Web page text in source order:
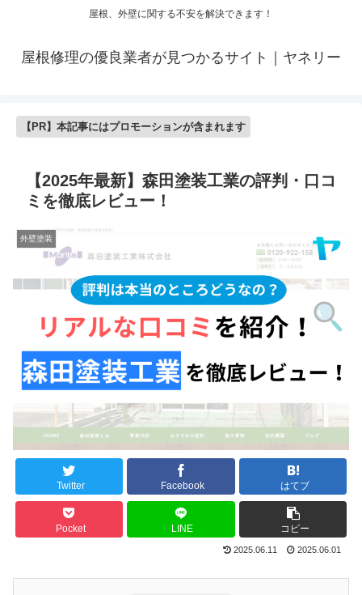
屋根、外壁に関する不安を解決できます！
屋根修理の優良業者が見つかるサイト｜ヤネリー
【PR】本記事にはプロモーションが含まれます
【2025年最新】森田塗装工業の評判・口コ
ミを徹底レビュー！
外壁塗装
Twitter Facebook はてブ
Pocket LINE コピー
2025.06.11 2025.06.01